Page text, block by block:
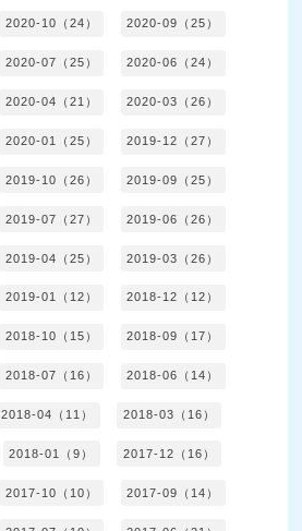
2020-10（24） 2020-09（25）
2020-07（25） 2020-06（24）
2020-04（21） 2020-03（26）
2020-01（25） 2019-12（27）
2019-10（26） 2019-09（25）
2019-07（27） 2019-06（26）
2019-04（25） 2019-03（26）
2019-01（12） 2018-12（12）
2018-10（15） 2018-09（17）
2018-07（16） 2018-06（14）
2018-04（11） 2018-03（16）
2018-01（9） 2017-12（16）
2017-10（10） 2017-09（14）